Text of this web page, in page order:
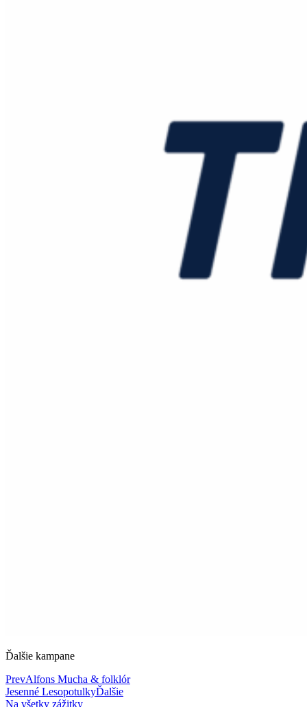
Ďalšie kampane
PrevAlfons Mucha & folklór
Jesenné LesopotulkyĎalšie
Na všetky zážitky